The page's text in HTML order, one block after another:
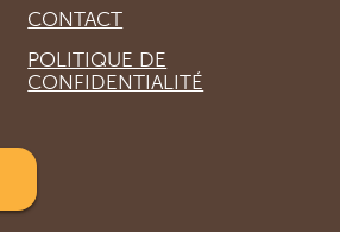
CONTACT
POLITIQUE DE
CONFIDENTIALITÉ